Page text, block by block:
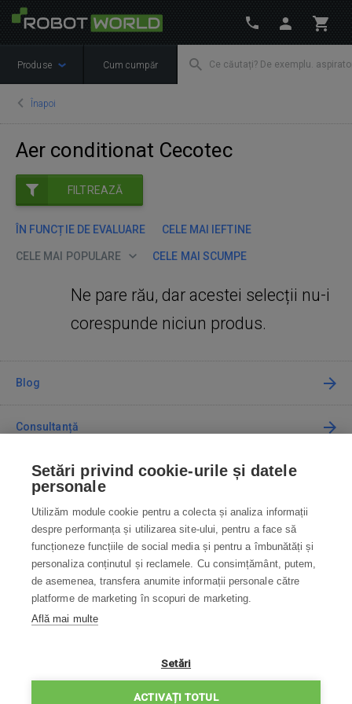
Produse Cum cumpăr
Înapoi
Aer conditionat Cecotec
FILTREAZĂ
ÎN FUNCȚIE DE EVALUARE CELE MAI IEFTINE
CELE MAI POPULARE CELE MAI SCUMPE
Ne pare rău, dar acestei selecții nu-i
corespunde niciun produs.
Blog
Consultanță
Cum cumpăr
Contact
Contactați-ne
info@robotworld.ro
031 22 97 010
POLITICA DE CONFIDENȚIALITATE
Setări privind cookie-urile și datele
personale
Utilizăm module cookie pentru a colecta și analiza informații
despre performanța și utilizarea site-ului, pentru a face să
funcționeze funcțiile de social media și pentru a îmbunătăți și
personaliza conținutul și reclamele. Cu consimțământ, putem,
de asemenea, transfera anumite informații personale către
platforme de marketing în scopuri de marketing.
Află mai multe
Setări
ACTIVAȚI TOTUL